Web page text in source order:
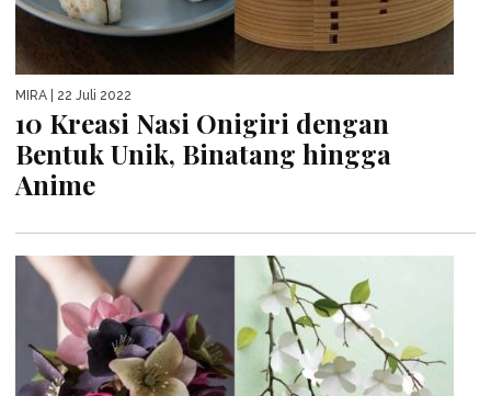
MIRA | 22 Juli 2022
10 Kreasi Nasi Onigiri dengan
Bentuk Unik, Binatang hingga
Anime